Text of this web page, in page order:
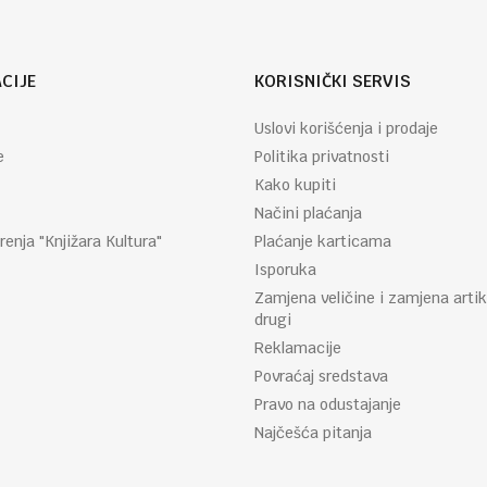
"Knjižara Kultura"
KORISNIČKI SERVIS
Uslovi korišćenja i prodaje
Politika privatnosti
Kako kupiti
Načini plaćanja
Plaćanje karticama
Isporuka
Zamjena veličine i zamjena
drugi
Reklamacije
Povraćaj sredstava
Pravo na odustajanje
Najčešća pitanja